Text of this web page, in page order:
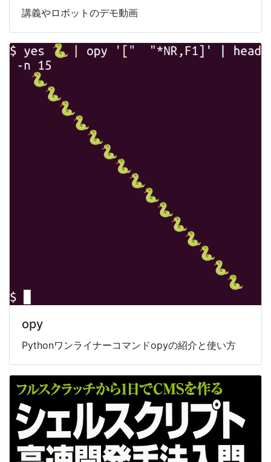
講義やロボットのデモ動画
opy
Pythonワンライナーコマンドopyの紹介と使い方